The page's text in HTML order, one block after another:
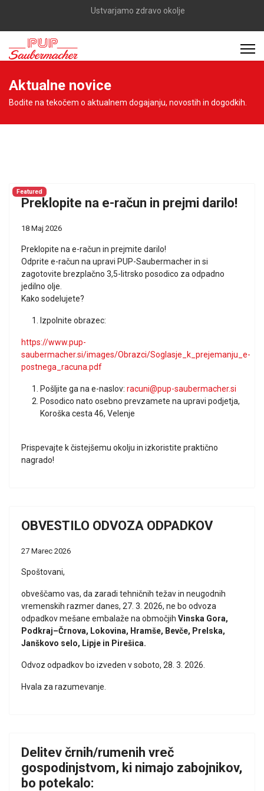
Ustvarjamo zdravo okolje
Aktualne novice
Bodite na tekočem o aktualnem dogajanju, novostih in dogodkih.
Featured
Preklopite na e-račun in prejmi darilo!
18 Maj 2026
Preklopite na e-račun in prejmite darilo!
Odprite e-račun na upravi PUP-Saubermacher in si
zagotovite brezplačno 3,5-litrsko posodico za odpadno
jedilno olje.
Kako sodelujete?
Izpolnite obrazec:
https://www.pup-
saubermacher.si/images/Obrazci/Soglasje_k_prejemanju_e-
postnega_racuna.pdf
Pošljite ga na e-naslov: racuni@pup-saubermacher.si
Posodico nato osebno prevzamete na upravi podjetja,
Koroška cesta 46, Velenje
Prispevajte k čistejšemu okolju in izkoristite praktično
nagrado!
OBVESTILO ODVOZA ODPADKOV
27 Marec 2026
Spoštovani,
obveščamo vas, da zaradi tehničnih težav in neugodnih
vremenskih razmer danes, 27. 3. 2026, ne bo odvoza
odpadkov mešane embalaže na območjih Vinska Gora,
Podkraj–Črnova, Lokovina, Hramše, Bevče, Prelska,
Janškovo selo, Lipje in Pirešica.
Odvoz odpadkov bo izveden v soboto, 28. 3. 2026.
Hvala za razumevanje.
Delitev črnih/rumenih vreč
gospodinjstvom, ki nimajo zabojnikov,
bo potekalo: